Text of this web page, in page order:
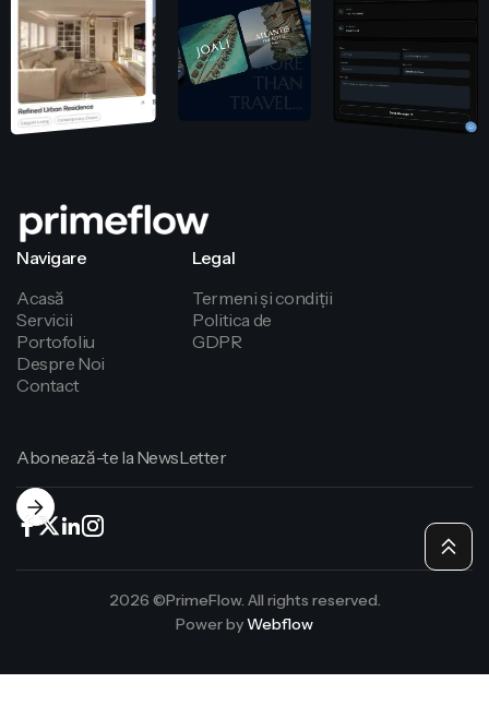
Navigare
Acasă
Servicii
Portofoliu
Despre Noi
Contact
Legal
Termeni și condiții
Politica de
confidențialitate
GDPR
2026 ©PrimeFlow. All rights reserved.
Power byWebflow